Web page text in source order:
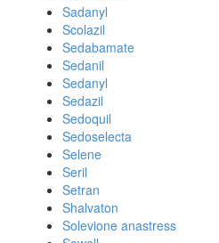
Sadanyl
Scolazil
Sedabamate
Sedanil
Sedanyl
Sedazil
Sedoquil
Sedoselecta
Selene
Seril
Setran
Shalvaton
Solevione anastress